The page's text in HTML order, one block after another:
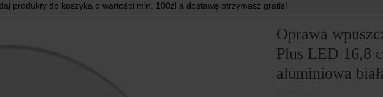
produkty do koszyka o wartości min. 100zł a dostawę otrzymasz gratis!
Oprawa
Plus LED 16,8
aluminiowa